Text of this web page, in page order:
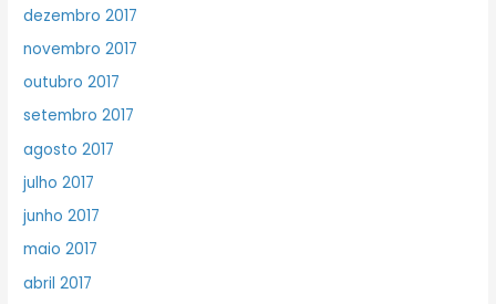
dezembro 2017
novembro 2017
outubro 2017
setembro 2017
agosto 2017
julho 2017
junho 2017
maio 2017
abril 2017